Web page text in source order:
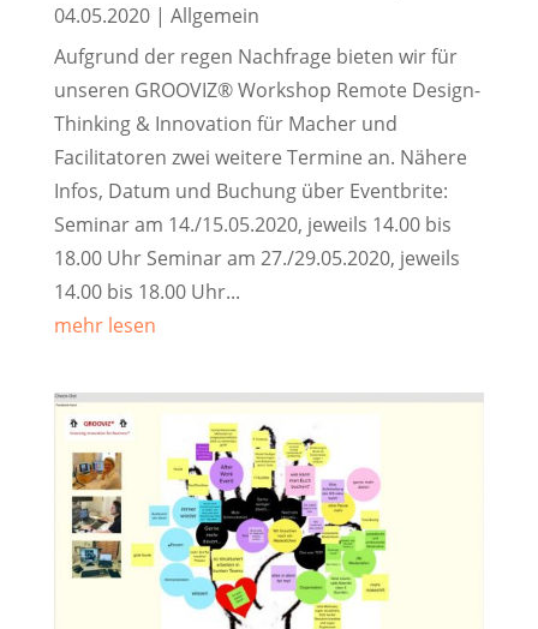
04.05.2020| Allgemein
Aufgrund der regen Nachfrage bieten wir für
unseren GROOVIZ® Workshop Remote Design-
Thinking & Innovation für Macher und
Facilitatoren zwei weitere Termine an. Nähere
Infos, Datum und Buchung über Eventbrite:
Seminar am 14./15.05.2020, jeweils 14.00 bis
18.00 Uhr Seminar am 27./29.05.2020, jeweils
14.00 bis 18.00 Uhr...
mehr lesen